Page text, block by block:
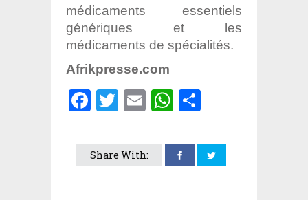
médicaments essentiels
génériques et les
médicaments de spécialités.
Afrikpresse.com
Facebook
Twitter
EmailWhatsApp
Share With: